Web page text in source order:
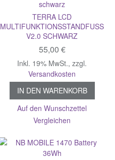
TERRA LCD
MULTIFUNKTIONSSTANDFUSS V
2.0 SCHWARZ
55,00 €
Inkl. 19% MwSt.,zzgl.
Versandkosten
IN DEN WARENKORB
Auf den Wunschzettel
Vergleichen